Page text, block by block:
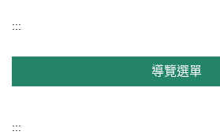
:::
導覽選單
:::